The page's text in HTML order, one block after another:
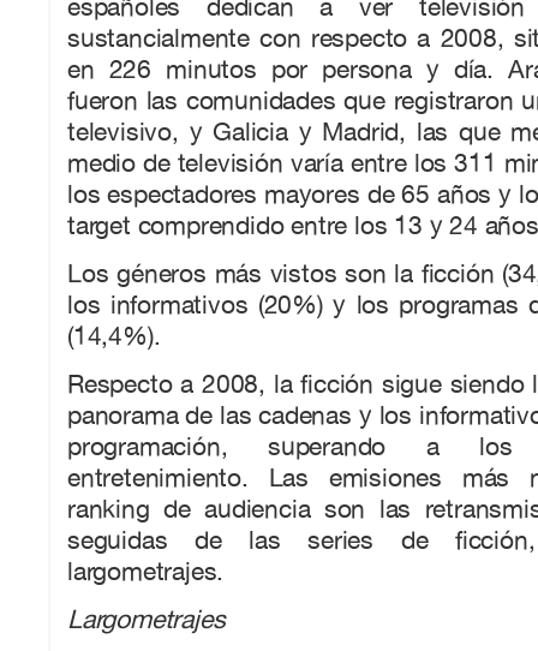
españoles dedican a ver
sustancialmente con respecto a 2008,
en 226 minutos por persona y día.
fueron las comunidades que registraron
televisivo, y Galicia y Madrid, las que
medio de televisión varía entre los 311
los espectadores mayores de 65 años y
target comprendido entre los 13 y 24
Los géneros más vistos son la ficción
los informativos (20%) y los programas
(14,4%).
Respecto a 2008, la ficción sigue siendo
panorama de las cadenas y los
programación, superando a los
entretenimiento. Las emisiones más
ranking de audiencia son las
seguidas de las series de
largometrajes.
Largometrajes